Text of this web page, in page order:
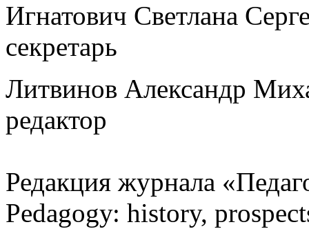
Игнатович Светлана
секретарь
Литвинов Александр
редактор
Редакция журнала
Pedagogу: history,